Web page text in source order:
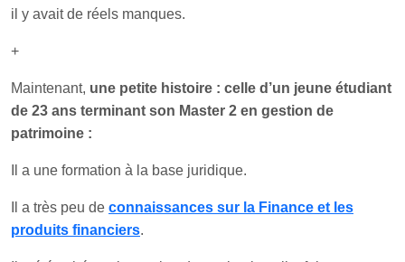
il y avait de réels manques.
+
Maintenant, une petite histoire : celle d’un jeune étudiant
de 23 ans terminant son Master 2 en gestion de
patrimoine :
Il a une formation à la base juridique.
Il a très peu de connaissances sur la Finance et les
produits financiers.